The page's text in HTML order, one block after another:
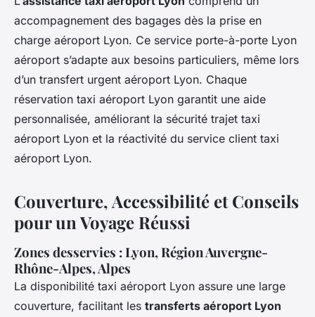
accompagnement des bagages dès la prise en
charge aéroport Lyon. Ce service porte-à-porte Lyon
aéroport s’adapte aux besoins particuliers, même lors
d’un transfert urgent aéroport Lyon. Chaque
réservation taxi aéroport Lyon garantit une aide
personnalisée, améliorant la sécurité trajet taxi
aéroport Lyon et la réactivité du service client taxi
aéroport Lyon.
Couverture, Accessibilité et Conseils
pour un Voyage Réussi
Zones desservies : Lyon, Région Auvergne-
Rhône-Alpes, Alpes
La disponibilité taxi aéroport Lyon assure une large
couverture, facilitant les transferts aéroport Lyon